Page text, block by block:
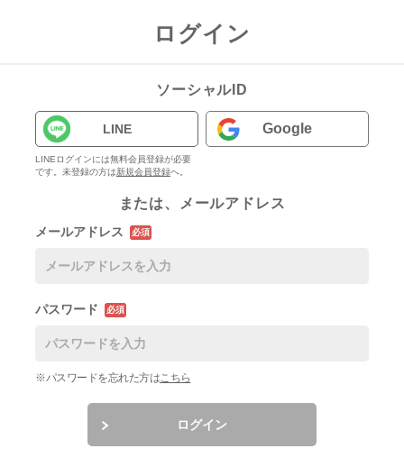
ログイン
ソーシャルID
LINE
LINEログインには無料会員登録が必要
です。未登録の方は新規会員登録へ。
Google
または、メールアドレス
メールアドレス 必須
パスワード 必須
※パスワードを忘れた方はこちら
ログイン